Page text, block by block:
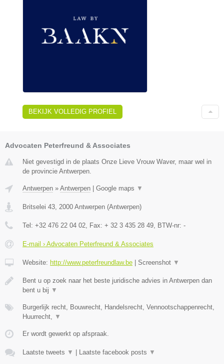
BEKIJK VOLLEDIG PROFIEL
Advocaten Peterfreund & Associates
Niet gevestigd in de plaats Onze Lieve Vrouw Waver, maar wel in
de provincie Antwerpen.
Antwerpen » Antwerpen Google maps ▼
Britselei 43, 2000 Antwerpen (Antwerpen)
Tel: +32 476 22 04 02, Fax: + 32 3 435 28 49, BTW-nr: -
E-mail › Advocaten Peterfreund & Associates
Website: http://www.peterfreundlaw.be Screenshot ▼
Bent u op zoek naar het beste juridische advies in Antwerpen dan
bent u bij ▼
Burgerlijk recht, Bouwrecht, Handelsrecht, Vennootschappenrecht,
Huurrecht, ▼
Er wordt gewerkt op afspraak.
Laatste tweets ▼ Laatste facebook posts ▼